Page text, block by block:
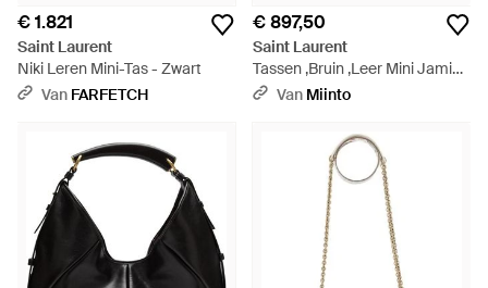
€ 1.821
Saint Laurent
Niki Leren Mini-Tas - Zwart
Van FARFETCH
€ 897,50
Saint Laurent
Tassen ,Bruin ,Leer Mini Jamie
4.3 Schoudertas - Bruin
Van Miinto